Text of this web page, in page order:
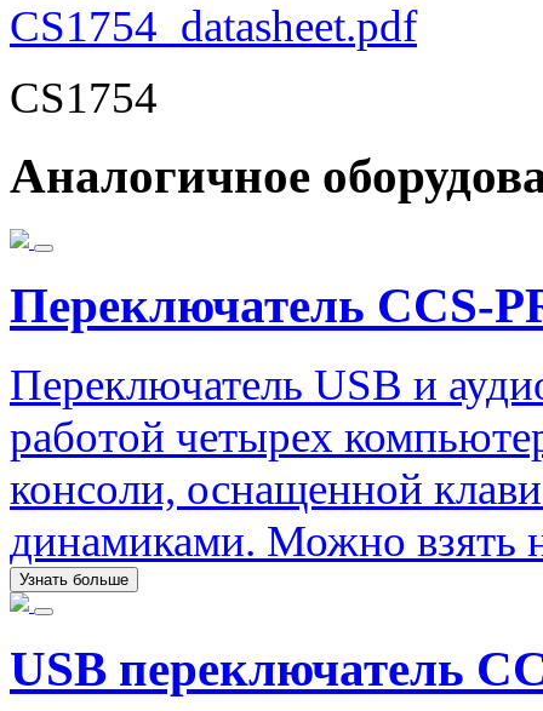
CS1754_datasheet.pdf
CS1754
Аналогичное
Переключатель CCS-
Переключатель USB и
работой четырех
консоли, оснащенной
динамиками. Можно взять
Узнать больше
USB переключатель